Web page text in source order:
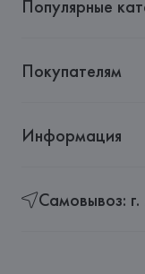
Популярные
Покупателям
Информация
Самовывоз: